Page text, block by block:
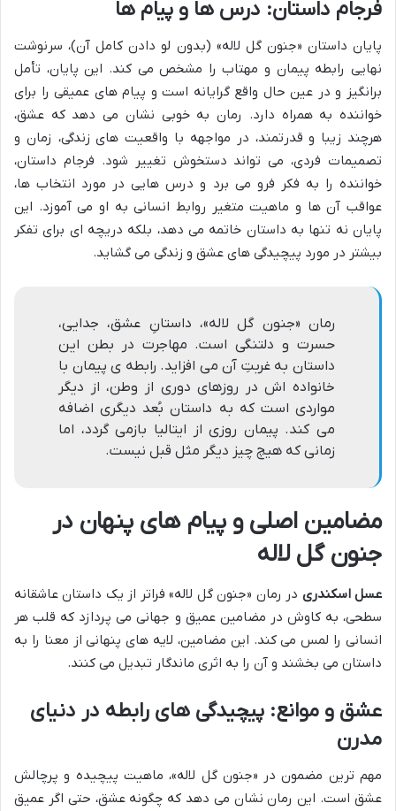
فرجام داستان: درس ها و پیام ها
پایان داستان «جنون گل لاله» (بدون لو دادن کامل آن)، سرنوشت
نهایی رابطه پیمان و مهتاب را مشخص می کند. این پایان، تأمل
برانگیز و در عین حال واقع گرایانه است و پیام های عمیقی را برای
خواننده به همراه دارد. رمان به خوبی نشان می دهد که عشق،
هرچند زیبا و قدرتمند، در مواجهه با واقعیت های زندگی، زمان و
تصمیمات فردی، می تواند دستخوش تغییر شود. فرجام داستان،
خواننده را به فکر فرو می برد و درس هایی در مورد انتخاب ها،
عواقب آن ها و ماهیت متغیر روابط انسانی به او می آموزد. این
پایان نه تنها به داستان خاتمه می دهد، بلکه دریچه ای برای تفکر
بیشتر در مورد پیچیدگی های عشق و زندگی می گشاید.
رمان «جنون گل لاله»، داستانِ عشق، جدایی،
حسرت و دلتنگی است. مهاجرت در بطن این
داستان به غربتِ آن می افزاید. رابطه ی پیمان با
خانواده اش در روزهای دوری از وطن، از دیگر
مواردی است که به داستان بُعد دیگری اضافه
می کند. پیمان روزی از ایتالیا بازمی گردد، اما
زمانی که هیچ چیز دیگر مثل قبل نیست.
مضامین اصلی و پیام های پنهان در
جنون گل لاله
عسل اسکندری در رمان «جنون گل لاله» فراتر از یک داستان عاشقانه
سطحی، به کاوش در مضامین عمیق و جهانی می پردازد که قلب هر
انسانی را لمس می کند. این مضامین، لایه های پنهانی از معنا را به
داستان می بخشند و آن را به اثری ماندگار تبدیل می کنند.
عشق و موانع: پیچیدگی های رابطه در دنیای
مدرن
مهم ترین مضمون در «جنون گل لاله»، ماهیت پیچیده و پرچالش
عشق است. این رمان نشان می دهد که چگونه عشق، حتی اگر عمیق